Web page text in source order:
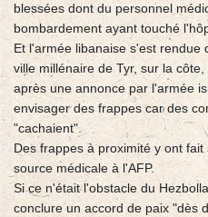
blessées dont du personnel
bombardement ayant touché
Et l'armée libanaise s'est rendue
ville millénaire de Tyr, sur la
après une annonce par l'armée
envisager des frappes car des
"cachaient".
Des frappes à proximité y ont
source médicale à l'AFP.
Si ce n'était l'obstacle du
conclure un accord de paix "dès